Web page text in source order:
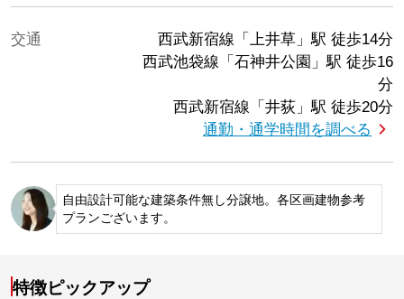
交通 西武新宿線「上井草」駅 徒歩14分
西武池袋線「石神井公園」駅 徒歩16
分
西武新宿線「井荻」駅 徒歩20分
通勤・通学時間を調べる
自由設計可能な建築条件無し分譲地。各区画建物参考
プランございます。
特徴ピックアップ